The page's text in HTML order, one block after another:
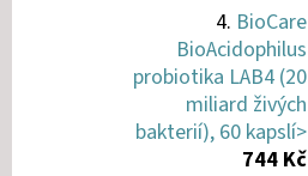
BioCare
BioAcidophilus
probiotika LAB4 (20
miliard živých
bakterií), 60 kapslí>
744 Kč